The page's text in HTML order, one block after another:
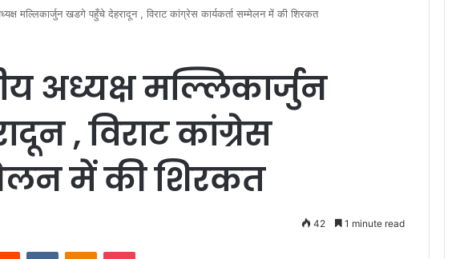
मल्लिकार्जुन खडगे पहुँचे देहरादून , विराट कांग्रेस कार्यकर्ता सम्मेलन में की शिरकत
अध्यक्ष मल्लिकार्जुन
, विराट कांग्रेस
में की शिरकत
42 1 minute read
Reddit VKontakteOdnoklassniki
Pocket